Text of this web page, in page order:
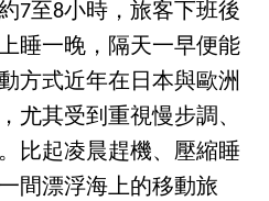
7至8小時，旅客下班後
睡一晚，隔天一早便能
方式近年在日本與歐洲
尤其受到重視慢步調、
比起凌晨趕機、壓縮睡
間漂浮海上的移動旅